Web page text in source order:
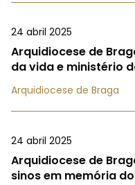
24 abril 2025
Arquidiocese de
da vida e ministério
Arquidiocese de Braga
24 abril 2025
Arquidiocese de
sinos em memória